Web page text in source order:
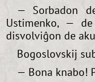
— Sorbadon
Ustimenko, —
disvolviĝon de
Bogoslovskij
— Bona knabo!